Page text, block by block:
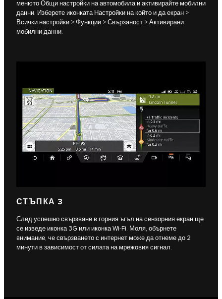
менюто Общи настройки на автомобила и активирайте мобилни
данни. Изберете иконката Настройки на който и да екран >
Всички настройки > Функции > Свързаност > Активирани
мобилни данни.
СТЪПКА 3
След успешно свързване в горния ъгъл на сензорния екран ще
се изведе иконка 3G или иконка Wi-Fi. Моля, обърнете
внимание, че свързването с интернет може да отнеме до 2
минути в зависимост от силата на мрежовия сигнал.